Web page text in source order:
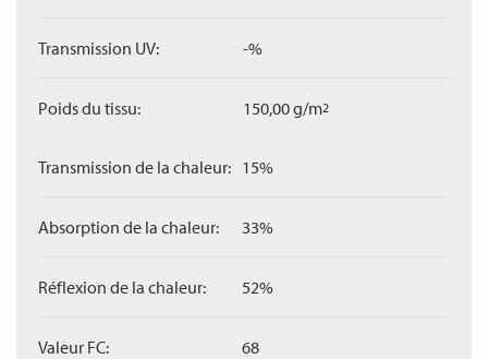
Transmission UV: -%
Poids du tissu: 150,00 g/m2
Transmission de la chaleur: 15%
Absorption de la chaleur: 33%
Réflexion de la chaleur: 52%
Valeur FC: 68